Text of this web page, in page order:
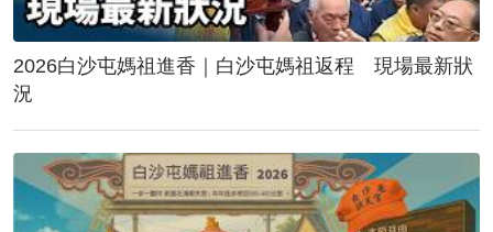
2026白沙屯媽祖進香｜白沙屯媽祖返程 現場最新狀
況